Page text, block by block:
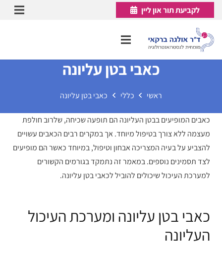
לקביעת תור און ליין
כאבי בטן עליונה
ראשי כללי כאבי בטן עליונה
כאבים המופיעים בבטן העליונה הם תופעה שכיחה, שלרוב חולפת
מעצמה ללא צורך בטיפול מיוחד. אך במקרים רבים הכאבים עשויים
להצביע על בעיה המצריכה אבחון וטיפול, במיוחד כאשר הם מופיעים
לצד תסמינים נוספים. במאמר זה נתמקד בגורמים הקשורים
למערכת העיכול שיכולים להוביל לכאבי בטן עליונה.
כאבי בטן עליונה ומערכת העיכול
העליונה